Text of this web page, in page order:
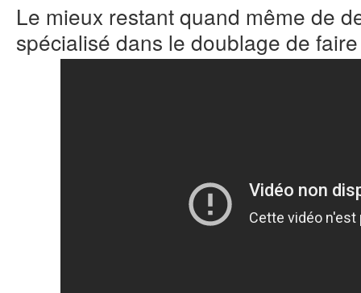
Le mieux restant quand même de
spécialisé dans le doublage de